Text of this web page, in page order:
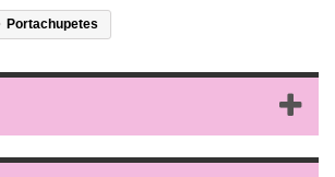
Portachupetes